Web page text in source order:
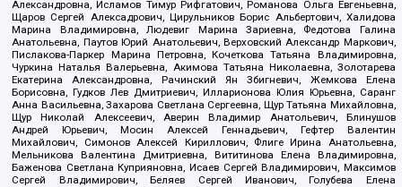
Александровна, Исламов Тимур Рифгатович, Романова Ольга Евгеньевна,
Щаров Сергей Алексадрович, Цирульников Борис Альбертович, Халидова
Марина Владимировна, Людевиг Марина Зариевна, Федотова Галина
Анатольевна, Паутов Юрий Анатольевич, Верховский Александр Маркович,
Пислакова-Паркер Марина Петровна, Кочеткова Татьяна Владимировна,
Чуркина Наталья Валерьевна, Акимова Татьяна Николаевна, Золотарева
Екатерина Александровна, Рачинский Ян Збигневич, Жемкова Елена
Борисовна, Гудков Лев Дмитриевич, Илларионова Юлия Юрьевна, Саранг
Анна Васильевна, Захарова Светлана Сергеевна, Щур Татьяна Михайловна,
Щур Николай Алексеевич, Аверин Владимир Анатольевич, Блинушов
Андрей Юрьевич, Мосин Алексей Геннадьевич, Гефтер Валентин
Михайлович, Симонов Алексей Кириллович, Флиге Ирина Анатольевна,
Мельникова Валентина Дмитриевна, Вититинова Елена Владимировна,
Баженова Светлана Куприяновна, Исаев Сергей Владимирович, Максимов
Сергей Владимирович, Беляев Сергей Иванович, Голубева Елена